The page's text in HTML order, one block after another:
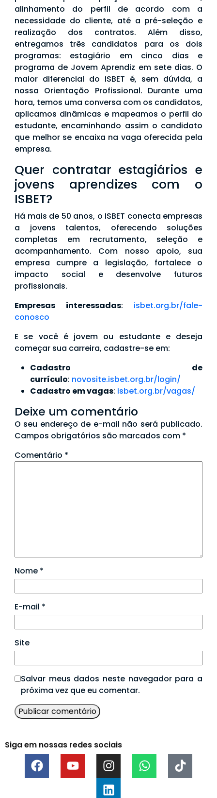
alinhamento do perfil de acordo com a
necessidade do cliente, até a pré-seleção e
realização dos contratos. Além disso,
entregamos três candidatos para os dois
programas: estagiário em cinco dias e
programa de Jovem Aprendiz em sete dias. O
maior diferencial do ISBET é, sem dúvida, a
nossa Orientação Profissional. Durante uma
hora, temos uma conversa com os candidatos,
aplicamos dinâmicas e mapeamos o perfil do
estudante, encaminhando assim o candidato
que melhor se encaixa na vaga oferecida pela
empresa.
Quer contratar estagiários e
jovens aprendizes com o
ISBET?
Há mais de 50 anos, o ISBET conecta empresas
a jovens talentos, oferecendo soluções
completas em recrutamento, seleção e
acompanhamento. Com nosso apoio, sua
empresa cumpre a legislação, fortalece o
impacto social e desenvolve futuros
profissionais.
Empresas interessadas: isbet.org.br/fale-
conosco
E se você é jovem ou estudante e deseja
começar sua carreira, cadastre-se em:
Cadastro de
currículo: novosite.isbet.org.br/login/
Cadastro em vagas: isbet.org.br/vagas/
Deixe um comentário
O seu endereço de e-mail não será publicado.
Campos obrigatórios são marcados com *
Comentário *
Nome *
E-mail *
Site
Salvar meus dados neste navegador para a
próxima vez que eu comentar.
Siga em nossas redes sociais